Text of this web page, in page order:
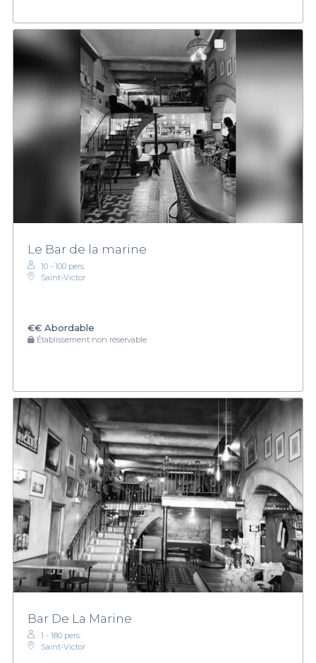
Le Bar de la marine
10 - 100 pers.
Saint-Victor
€€ Abordable
Établissement non réservable
Bar De La Marine
1 - 180 pers.
Saint-Victor